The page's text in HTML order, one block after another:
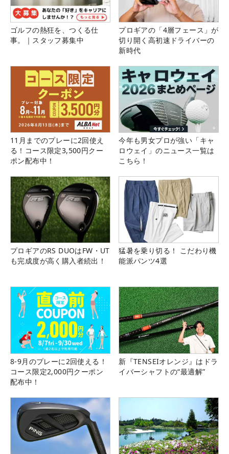
ゴルフの熱狂を、つくる仕
事。｜スタッフ募集中
プロギアの「4層フェース」が
切り開く高初速ドライバーの
新時代
11月までのプレーに2回使え
る！コース限定3,500円クー
ポン配布中！
今年も男女プロが強い「キャ
ロウェイ」のニュース一覧は
こちら！
プロギアのRS DUOはFW・UT
も完成度が高く購入者続出！
猛暑を乗り切る！ こだわり機
能派パンツ4選
8-9月のプレーに2回使える！
コース限定2,000円クーポン
配布中！
新『TENSEIオレンジ』はドラ
イバーシャフトの“最適解”